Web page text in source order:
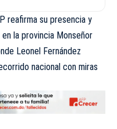
reafirma su presencia y
la provincia Monseñor
Leonel Fernández
nacional con miras